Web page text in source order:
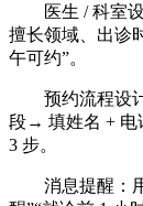
医生 / 科室
擅长领域、出诊
午可约”。
预约流程设
段→ 填姓名 + 电
3 步。
消息提醒：